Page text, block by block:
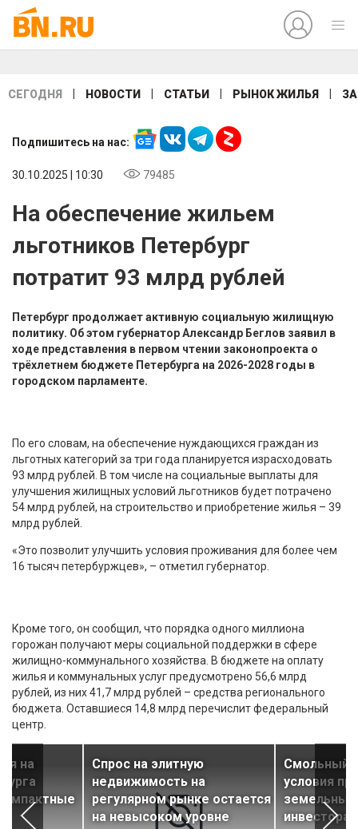
СЕГОДНЯ НОВОСТИ СТАТЬИ РЫНОК ЖИЛЬЯ
Подпишитесь на нас:
30.10.2025 | 10:30 79485
На обеспечение жильем
льготников Петербург
потратит 93 млрд рублей
Петербург продолжает активную социальную жилищную
политику. Об этом губернатор Александр Беглов заявил в
ходе представления в первом чтении законопроекта о
трёхлетнем бюджете Петербурга на 2026-2028 годы в
городском парламенте.
По его словам, на обеспечение нуждающихся граждан из
льготных категорий за три года планируется израсходовать
93 млрд рублей. В том числе на социальные выплаты для
улучшения жилищных условий льготников будет потрачено
54 млрд рублей, на строительство и приобретение жилья – 39
млрд рублей.
«Это позволит улучшить условия проживания для более чем
16 тысяч петербуржцев», – отметил губернатор.
Кроме того, он сообщил, что порядка одного миллиона
горожан получают меры социальной поддержки в сфере
жилищно-коммунального хозяйства. В бюджете на оплату
жилья и коммунальных услуг предусмотрено 56,6 млрд
рублей, из них 41,7 млрд рублей – средства регионального
бюджета. Оставшиеся 14,8 млрд перечислит федеральный
центр.
на
Спрос на элитную
недвижимость на
регулярном рынке остается
на невысоком уровне
Смольный
условия
земельных